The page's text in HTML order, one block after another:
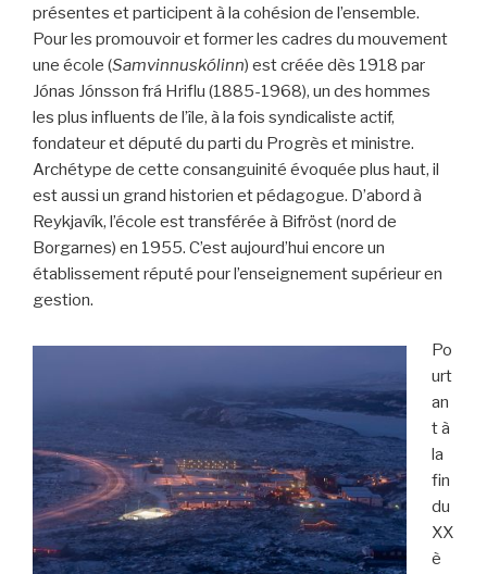
présentes et participent à la cohésion de l’ensemble.
Pour les promouvoir et former les cadres du mouvement
une école (Samvinnuskólinn) est créée dès 1918 par
Jónas Jónsson frá Hriflu (1885-1968), un des hommes
les plus influents de l’île, à la fois syndicaliste actif,
fondateur et député du parti du Progrès et ministre.
Archétype de cette consanguinité évoquée plus haut, il
est aussi un grand historien et pédagogue. D’abord à
Reykjavík, l’école est transférée à Bifröst (nord de
Borgarnes) en 1955. C’est aujourd’hui encore un
établissement réputé pour l’enseignement supérieur en
gestion.
Po
urt
an
t à
la
fin
du
XX
è